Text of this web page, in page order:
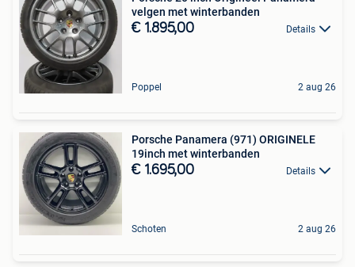
velgen met winterbanden
€ 1.895,00 Details
Poppel 2 aug 26
Porsche Panamera (971) ORIGINELE
19inch met winterbanden
€ 1.695,00 Details
Schoten 2 aug 26